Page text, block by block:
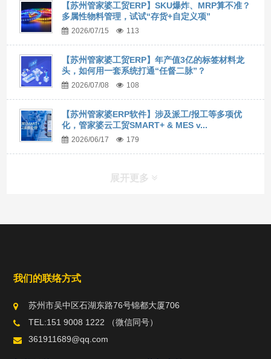
【苏州管家婆工贸ERP】SKU爆炸、MRP算不准？
多属性物料管理，试试“存货+自定义项”
2026/07/15 113
【苏州管家婆工贸ERP】年产值3亿的标签材料龙
头，如何用一套系统打通“任督二脉”？
2026/07/08 108
【苏州管家婆ERP软件】涉及派工/报工等多项优
化，管家婆云工贸SMART+ & MES v...
2026/06/17 179
展开更多
我们的联络方式
苏州市吴中区石湖东路76号锦都大厦706
TEL:151 9008 1222 （微信同号）
361911689@qq.com